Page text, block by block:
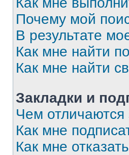
Почему мой
В результате
Как мне найти
Как мне найти
Закладки и
Чем отличаются
Как мне
Как мне